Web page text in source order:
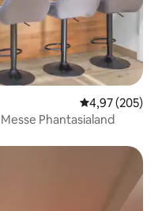
Note
4,97 (205)
Phantasialand